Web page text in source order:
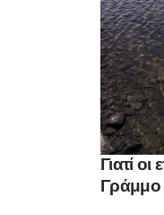
Γιατί
Γράμμο